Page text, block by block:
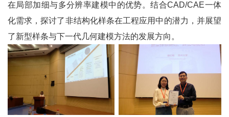
在局部加细与多分辨率建模中的优势。结合CAD/CAE一体
化需求，探讨了非结构化样条在工程应用中的潜力，并展望
了新型样条与下一代几何建模方法的发展方向。